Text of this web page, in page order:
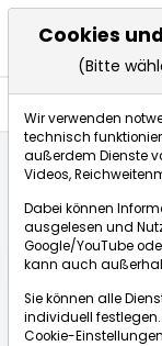
Börse:
Cookies
(Bitte
Wir verwenden
technisch
außerdem Dienste
Videos,
Dabei können
ausgelesen und
Google/YouTube
kann auch
Sie können alle
individuell festlegen.
Cookie-Einstellungen